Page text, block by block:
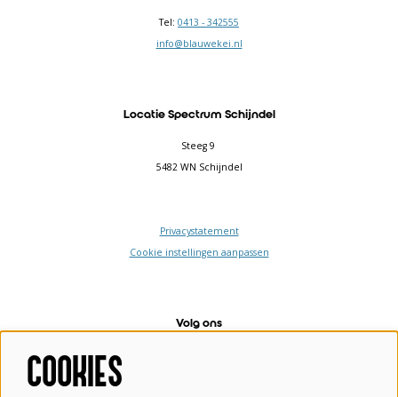
Tel: 0413 - 342555
info@blauwekei.nl
Locatie Spectrum Schijndel
Steeg 9
5482 WN Schijndel
Privacystatement
Cookie instellingen aanpassen
Volg ons
COOKIES